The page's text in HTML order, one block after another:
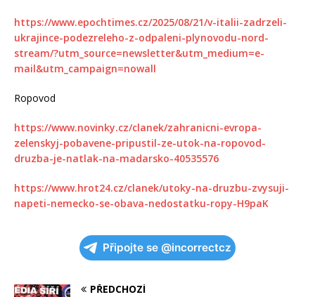
https://www.epochtimes.cz/2025/08/21/v-italii-zadrzeli-
ukrajince-podezreleho-z-odpaleni-plynovodu-nord-
stream/?utm_source=newsletter&utm_medium=e-
mail&utm_campaign=nowall
Ropovod
https://www.novinky.cz/clanek/zahranicni-evropa-
zelenskyj-pobavene-pripustil-ze-utok-na-ropovod-
druzba-je-natlak-na-madarsko-40535576
https://www.hrot24.cz/clanek/utoky-na-druzbu-zvysuji-
napeti-nemecko-se-obava-nedostatku-ropy-H9paK
Připojte se @incorrectcz
PŘEDCHOZÍ